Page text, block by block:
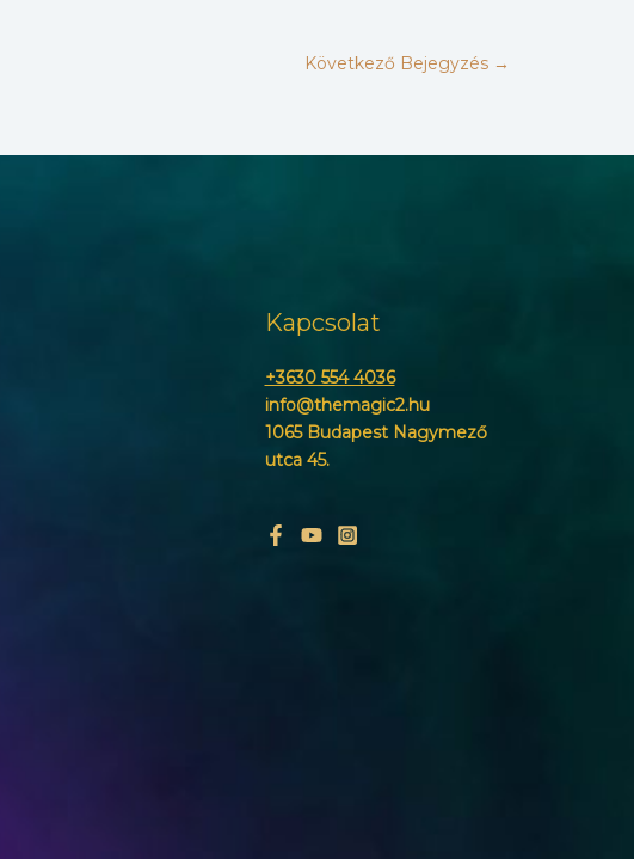
Következő Bejegyzés →
Kapcsolat
+3630 554 4036
info@themagic2.hu
1065 Budapest Nagymező
utca 45.